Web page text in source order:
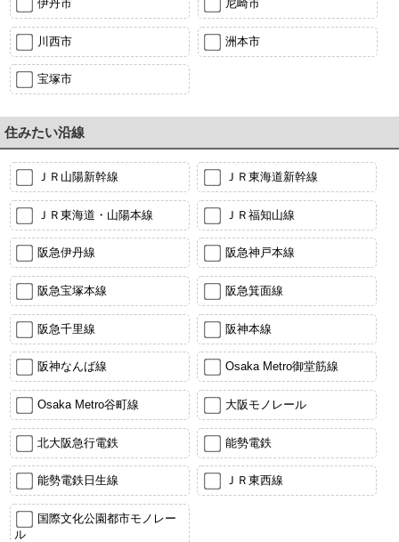
伊丹市 尼崎市
川西市 洲本市
宝塚市
住みたい沿線
ＪＲ山陽新幹線 ＪＲ東海道新幹線
ＪＲ東海道・山陽本線 ＪＲ福知山線
阪急伊丹線 阪急神戸本線
阪急宝塚本線 阪急箕面線
阪急千里線 阪神本線
阪神なんば線 Osaka Metro御堂筋線
Osaka Metro谷町線 大阪モノレール
北大阪急行電鉄 能勢電鉄
能勢電鉄日生線 ＪＲ東西線
国際文化公園都市モノレー
ル